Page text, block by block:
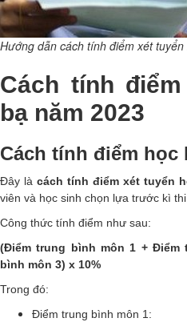
Hướng dẫn cách tính điểm xét
Cách tính
bạ năm 2023
Cách tính điểm học
Đây là cách tính điểm xét tuyển
viên và học sinh chọn lựa trước kì thi
Công thức tính điểm như sau:
(Điểm trung bình môn 1 + Điểm
bình môn 3) x 10%
Trong đó:
Điểm trung bình môn 1: